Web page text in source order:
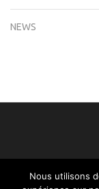
NEWS
Nous utilisons